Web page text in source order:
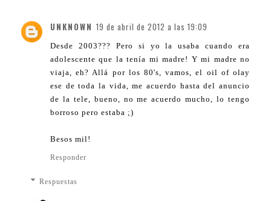
UNKNOWN 19 de abril de 2012 a las 19:09
Desde 2003??? Pero si yo la usaba cuando era
adolescente que la tenía mi madre! Y mi madre no
viaja, eh? Allá por los 80's, vamos, el oil of olay
ese de toda la vida, me acuerdo hasta del anuncio
de la tele, bueno, no me acuerdo mucho, lo tengo
borroso pero estaba ;)
Besos mil!
Responder
Respuestas